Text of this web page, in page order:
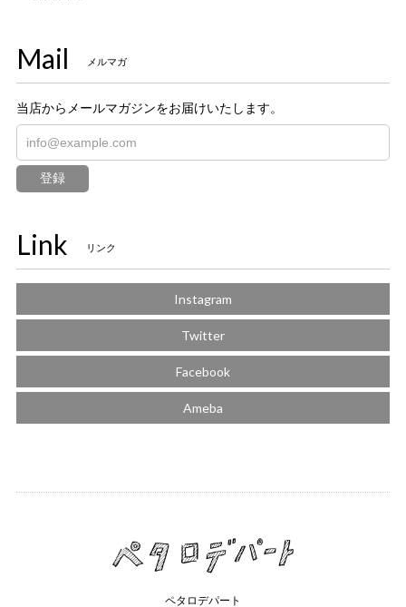
Mail メルマガ
当店からメールマガジンをお届けいたします。
登録
Link リンク
Instagram
Twitter
Facebook
Ameba
ペタロデパート